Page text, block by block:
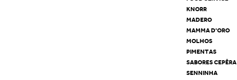
KNORR
MADERO
MAMMA D'ORO
MOLHOS
PIMENTAS
SABORES CEPÊRA
SENNINHA